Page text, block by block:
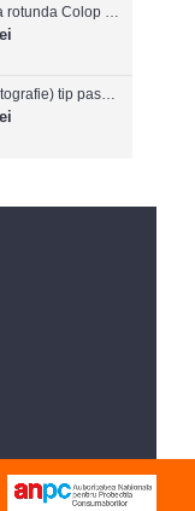
Poze (fotografie) tip pasaport, carnet de note, legitimatii ..etc